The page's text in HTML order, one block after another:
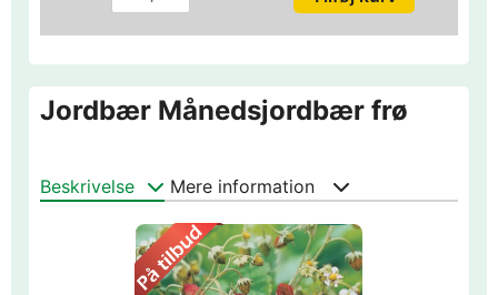
Jordbær Månedsjordbær frø
Beskrivelse Mere information